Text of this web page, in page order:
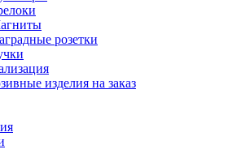
розетки
изделия на заказ